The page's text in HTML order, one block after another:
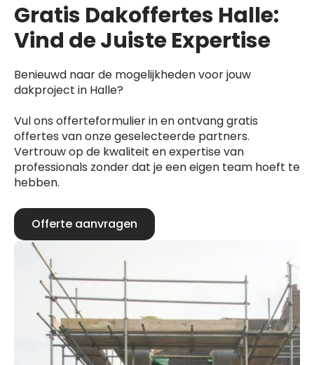
Gratis Dakoffertes Halle:
Vind de Juiste Expertise
Benieuwd naar de mogelijkheden voor jouw
dakproject in Halle?
Vul ons offerteformulier in en ontvang gratis
offertes van onze geselecteerde partners.
Vertrouw op de kwaliteit en expertise van
professionals zonder dat je een eigen team hoeft te
hebben.
Offerte aanvragen